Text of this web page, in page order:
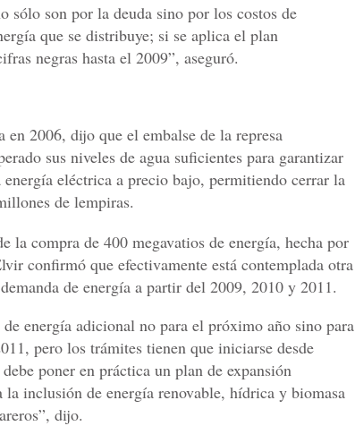
sólo son por la deuda sino por los costos de
que se distribuye; si se aplica el plan
negras hasta el 2009”, aseguró.
2006, dijo que el embalse de la represa
sus niveles de agua suficientes para garantizar
eléctrica a precio bajo, permitiendo cerrar la
de lempiras.
la compra de 400 megavatios de energía, hecha por
confirmó que efectivamente está contemplada otra
de energía a partir del 2009, 2010 y 2011.
energía adicional no para el próximo año sino para
pero los trámites tienen que iniciarse desde
poner en práctica un plan de expansión
inclusión de energía renovable, hídrica y biomasa
dijo.